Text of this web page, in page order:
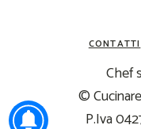
CONTATTI
Chef
©
P.Iva